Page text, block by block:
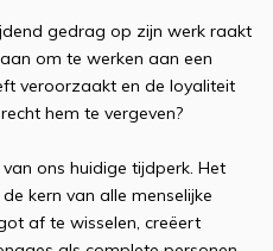
gedrag op zijn werk raakt
om te werken aan een
veroorzaakt en de loyaliteit
hem te vergeven?
ons huidige tijdperk. Het
kern van alle menselijke
af te wisselen, creëert